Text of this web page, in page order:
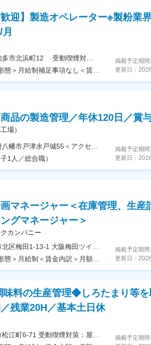
歓迎】製造オペレーター※製粉業
＜勤務地詳細＞知多工場住所：愛知県知多市北浜町12 受動喫煙対策：敷地内喫煙可能場所あり変更の範囲：会社の定める事業所
＜予定年収＞440万円～700万円＜賃金形態＞月給制補足事項なし＜賃金内訳＞月額（基本給）：226,000円～354,000円＜月給＞226,000円～354,000円＜昇給有無＞有＜残業手当＞有＜給与補足＞※年収は20時間/月の残業代を含んだ金額となっております。※年収は前職・経験を考慮の上、同社規程に準じ決定します。賃金はあくまでも目安の金額であり、選考を通じて上下する可能性があります。月給(月額)は固定手当を含めた表記です。
掲載予定期間
更新日：
品の製造管理／年休120日／賞
場）
【送迎バス有／マイカー通勤可】京都府八幡市戸津水戸城55＜アクセス＞京阪「樟葉」駅・JR「松井山手」駅・近鉄「大久保」駅より社員専用送迎バスあり（1時間に約1本のペースで運行）※U・Iターン歓迎※受動喫煙対策あり―――――――――――――――遠方の方もぜひご応募ください！―――――――――――――――遠方にお住まいの方には、家賃負担2割で住める借上げ社宅をご用意します！「工場から徒歩5分以内」「最寄駅から徒歩10分圏内」など、ご希望に沿った形でお探しします！（※当社規定あり／通勤2時間以上かかる距離にお住まいの方が対象）さらに家電つきが良い場合は、3000円～4000円費用は上がりますが対応しています！
1人／総合職）
掲載予定期間
更新日：
画マネージャー＜在庫管理、生産
グマネージャー＞
カンパニー
掲載予定期間
更新日：
味料の生産管理◆しろたまり等
残業20H／基本土日休
掲載予定期間